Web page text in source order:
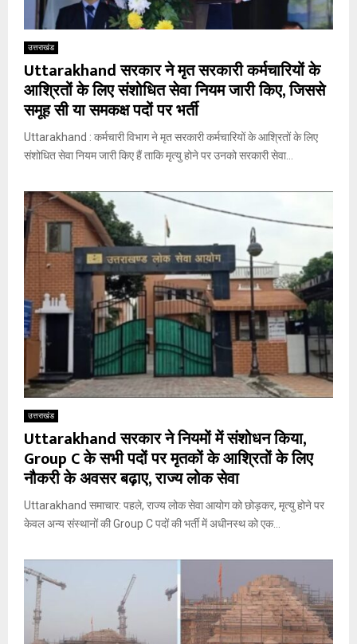
उत्तराखंड
Uttarakhand सरकार ने मृत सरकारी कर्मचारियों के
आश्रितों के लिए संशोधित सेवा नियम जारी किए, जिससे
समूह सी या समकक्ष पदों पर भर्ती
Uttarakhand : कर्मचारी विभाग ने मृत सरकारी कर्मचारियों के आश्रितों के लिए
संशोधित सेवा नियम जारी किए हैं ताकि मृत्यु होने पर उनको सरकारी सेवा...
उत्तराखंड
Uttarakhand सरकार ने नियमों में संशोधन किया,
Group C के सभी पदों पर मृतकों के आश्रितों के लिए
नौकरी के अवसर बढ़ाए, राज्य लोक सेवा
Uttarakhand समाचार: पहले, राज्य लोक सेवा आयोग को छोड़कर, मृत्यु होने पर
केवल अन्य संस्थानों की Group C पदों की भर्ती में अधीनस्थ को एक...